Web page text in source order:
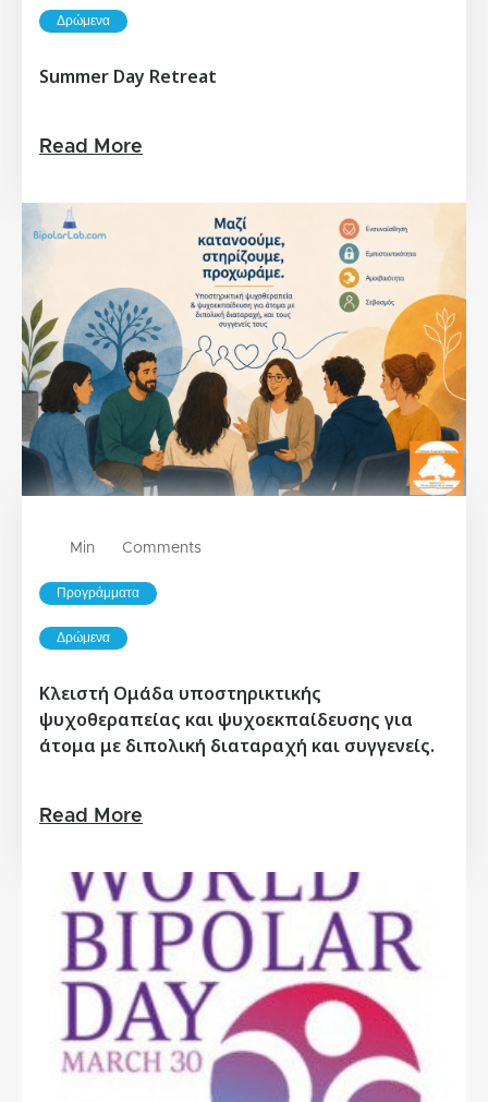
Δρώμενα
Summer Day Retreat
Read More
Min Comments
Προγράμματα
Δρώμενα
Κλειστή Ομάδα υποστηρικτικής
ψυχοθεραπείας και ψυχοεκπαίδευσης για
άτομα με διπολική διαταραχή και συγγενείς.
Read More